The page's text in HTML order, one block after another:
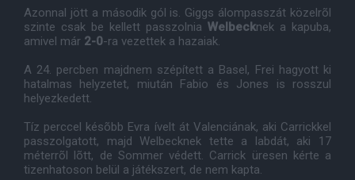
Azonnal jött a második gól is. Giggs álompasszát közelrõl
szinte csak be kellett passzolnia Welbecknek a kapuba,
amivel már 2-0-ra vezettek a hazaiak.
A 24. percben majdnem szépített a Basel, Frei hagyott ki
hatalmas helyzetet, miután Fabio és Jones is rosszul
helyezkedett.
Tíz perccel késõbb Evra ívelt át Valenciának, aki Carrickkel
passzolgatott, majd Welbecknek tette a labdát, aki 17
méterrõl lõtt, de Sommer védett. Carrick üresen kérte a
tizenhatoson belül a játékszert, de nem kapta.